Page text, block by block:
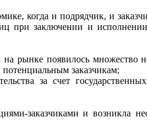
когда и подрядчик, и
при заключении и
на рынке появилось
заказчикам;
за счет
заказчиками и возникла